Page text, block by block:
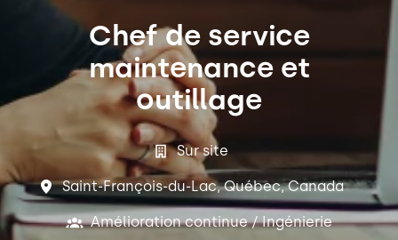
Chef de service
maintenance et
outillage
Sur site
Saint-François-du-Lac, Québec, Canada
Amélioration continue / Ingénierie